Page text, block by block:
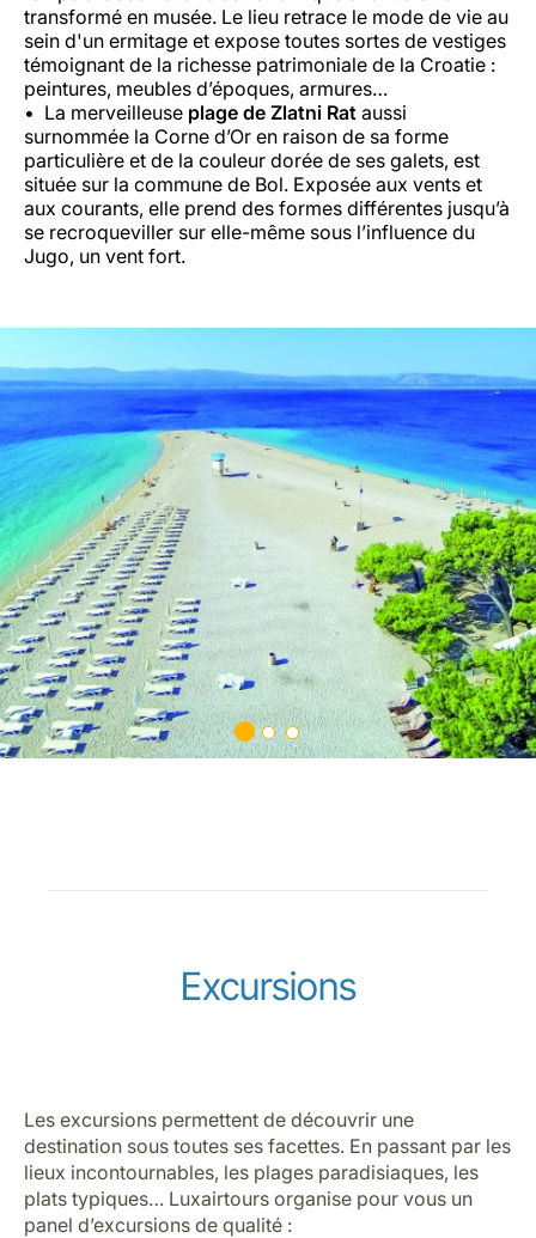
transformé en musée. Le lieu retrace le mode de vie au
sein d'un ermitage et expose toutes sortes de vestiges
témoignant de la richesse patrimoniale de la Croatie :
peintures, meubles d’époques, armures…
La merveilleuse plage de Zlatni Rat aussi
surnommée la Corne d’Or en raison de sa forme
particulière et de la couleur dorée de ses galets, est
située sur la commune de Bol. Exposée aux vents et
aux courants, elle prend des formes différentes jusqu’à
se recroqueviller sur elle-même sous l’influence du
Jugo, un vent fort.
Excursions
Les excursions permettent de découvrir une
destination sous toutes ses facettes. En passant par les
lieux incontournables, les plages paradisiaques, les
plats typiques… Luxairtours organise pour vous un
panel d’excursions de qualité :